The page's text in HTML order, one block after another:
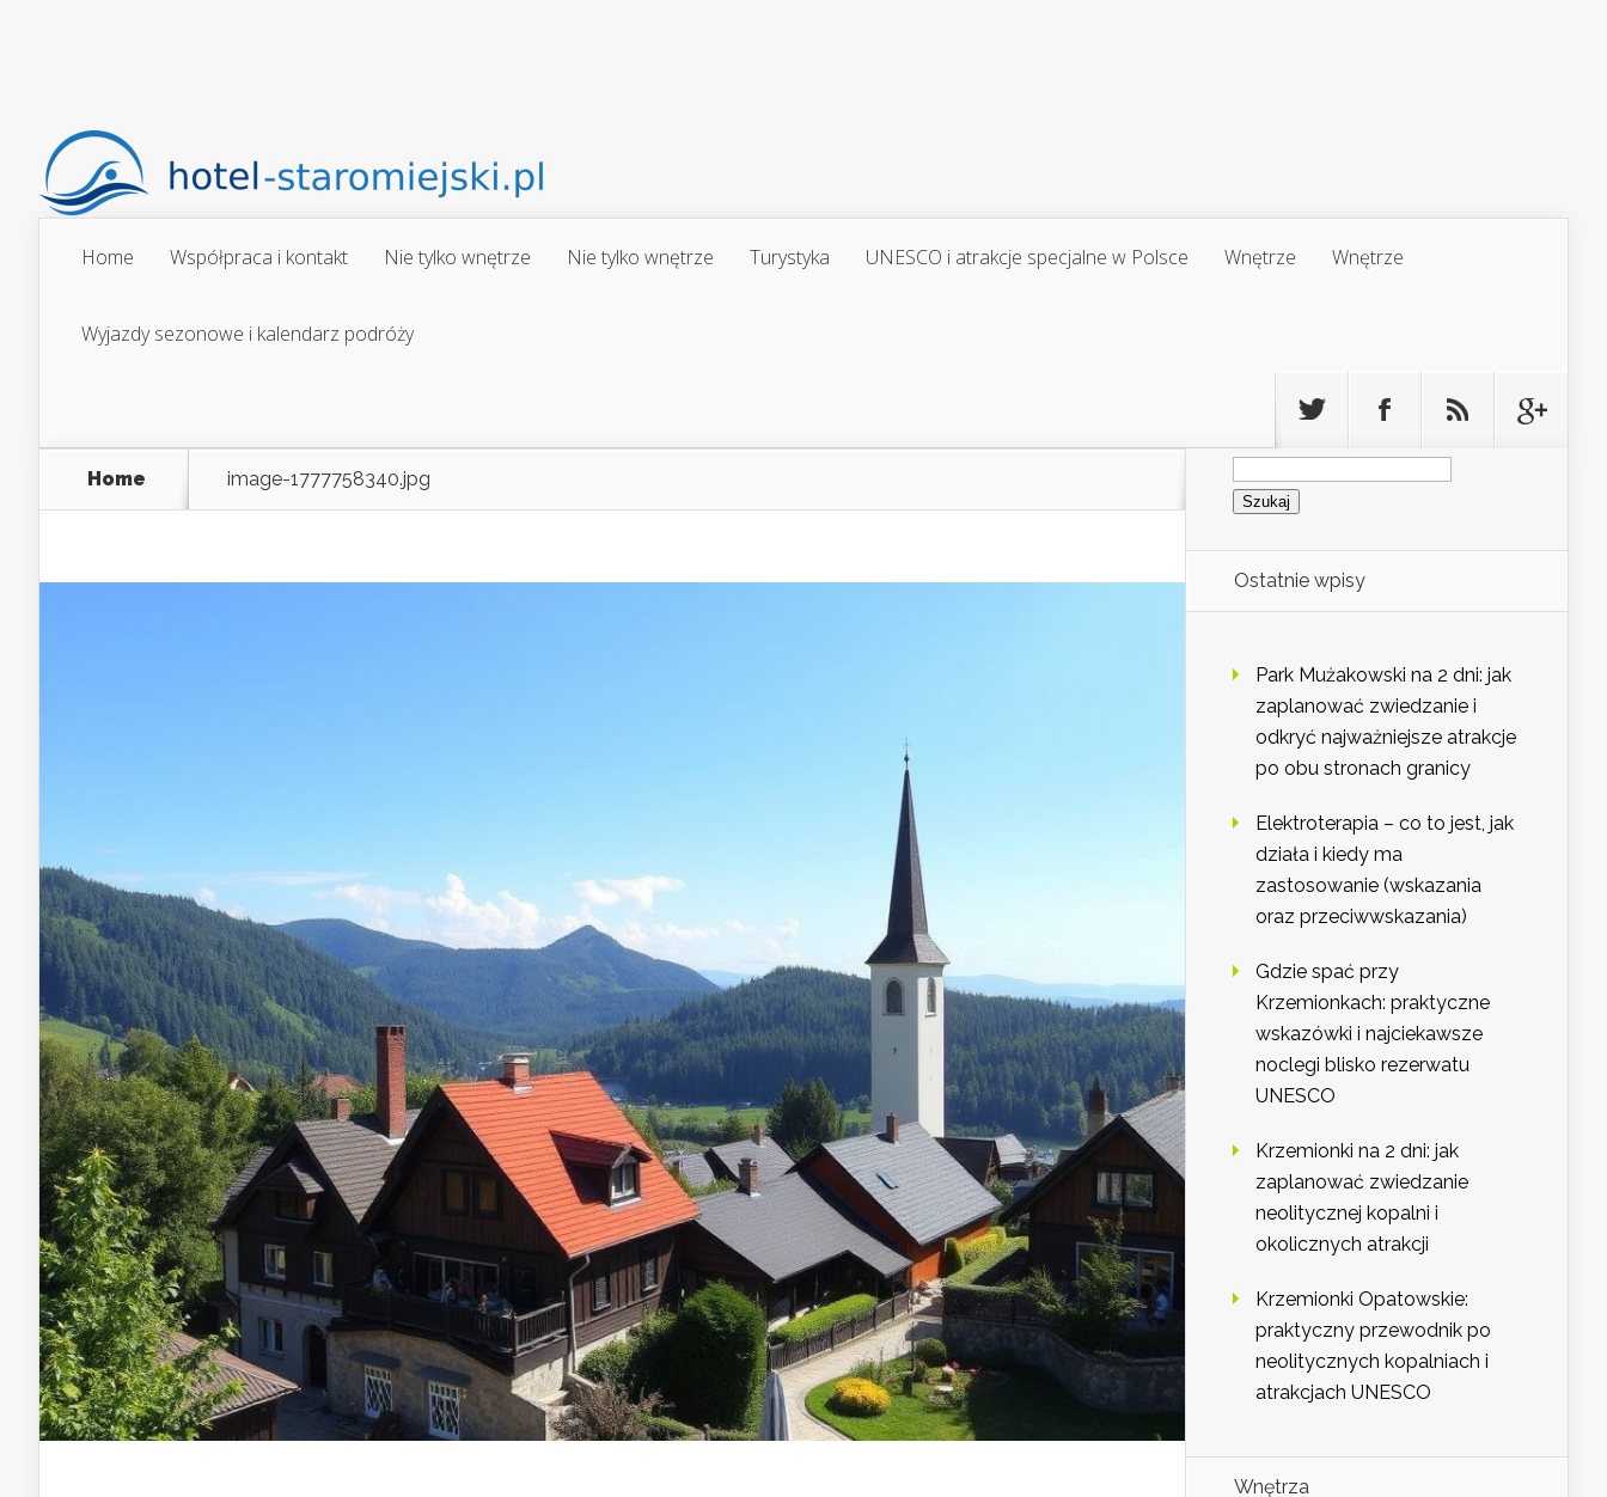
Home Współpraca i kontakt Nie tylko wnętrze Nie tylko wnętrze Turystyka UNESCO i atrakcje specjalne w Polsce Wnętrze Wnętrze
Wyjazdy sezonowe i kalendarz podróży
Home image-1777758340.jpg
Szukaj:
Ostatnie wpisy
Park Mużakowski na 2 dni: jak
zaplanować zwiedzanie i
odkryć najważniejsze atrakcje
po obu stronach granicy
Elektroterapia – co to jest, jak
działa i kiedy ma
zastosowanie (wskazania
oraz przeciwwskazania)
Gdzie spać przy
Krzemionkach: praktyczne
wskazówki i najciekawsze
noclegi blisko rezerwatu
UNESCO
Krzemionki na 2 dni: jak
zaplanować zwiedzanie
neolitycznej kopalni i
okolicznych atrakcji
Krzemionki Opatowskie:
praktyczny przewodnik po
neolitycznych kopalniach i
atrakcjach UNESCO
Wnętrza